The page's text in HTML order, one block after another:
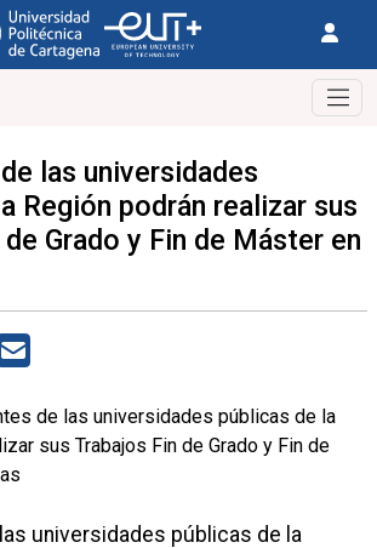
las universidades
Región podrán realizar sus
Grado y Fin de Máster en
universidades públicas de la